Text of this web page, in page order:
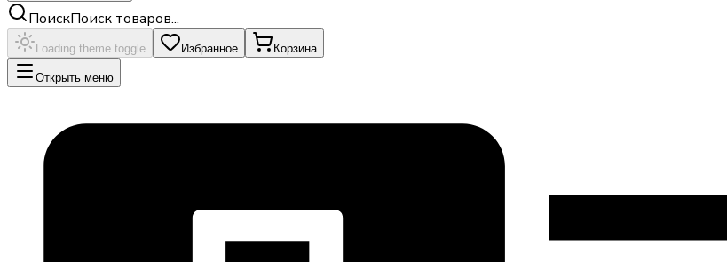
ПоискПоиск товаров...
Loading theme toggle Избранное Корзина
Открыть меню